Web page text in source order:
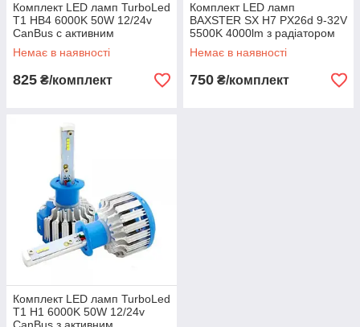
Комплект LED ламп TurboLed
T1 HB4 6000K 50W 12/24v
CanBus с активним
охолодженням
Немає в наявності
825 ₴/комплект
Комплект LED ламп
BAXSTER SX H7 PX26d 9-32V
5500K 4000lm з радіатором
Немає в наявності
750 ₴/комплект
Комплект LED ламп TurboLed
T1 H1 6000K 50W 12/24v